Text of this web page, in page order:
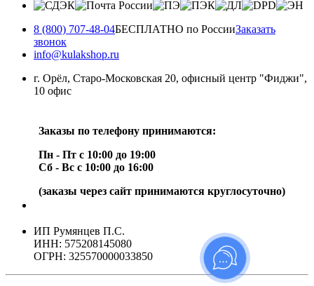
8 (800) 707-48-04БЕСПЛАТНО по РоссииЗаказать
звонок
info@kulakshop.ru
г. Орёл, Старо-Московская 20, офисный центр "Фиджи",
10 офис
Заказы по телефону принимаются:
Пн - Пт с 10:00 до 19:00
Сб - Вс с 10:00 до 16:00
(заказы через сайт принимаются круглосуточно)
ИП Румянцев П.С.
ИНН: 575208145080
ОГРН: 325570000033850